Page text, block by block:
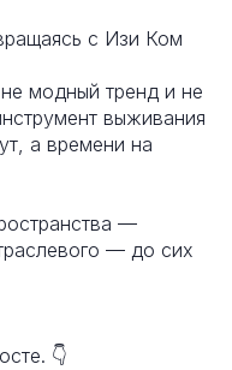
с Изи Ком
модный тренд и не
выживания
а времени на
—
— до сих
👇